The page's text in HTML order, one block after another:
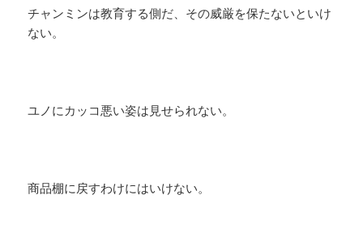
チャンミンは教育する側だ、その威厳を保たないといけ
ない。
ユノにカッコ悪い姿は見せられない。
商品棚に戻すわけにはいけない。